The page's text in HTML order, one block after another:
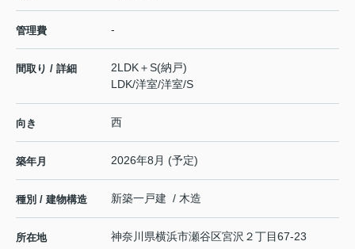
管理費 -
間取り / 詳細
2LDK＋S(納戸)
LDK/洋室/洋室/S
向き 西
築年月 2026年8月 (予定)
種別 / 建物構造 新築一戸建 / 木造
所在地 神奈川県横浜市瀬谷区宮沢 ２丁目67-23